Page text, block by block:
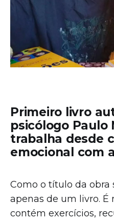
Primeiro livro
psicólogo Paulo
trabalha desde
emocional com
Como o título da obra
apenas de um livro.
contém exercícios,